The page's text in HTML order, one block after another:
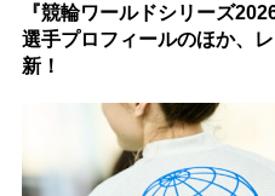
『競輪ワールドシリーズ
選手プロフィールのほか、
新！